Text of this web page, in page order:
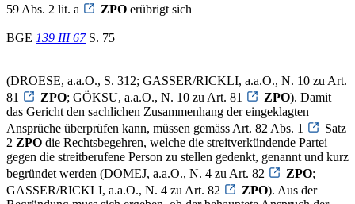
59 Abs. 2 lit. a
ZPO erübrigt sich
BGE 139 III 67S. 75
(DROESE, a.a.O., S. 312; GASSER/RICKLI, a.a.O., N. 10 zu Art.
81
ZPO; GÖKSU, a.a.O., N. 10 zu Art. 81 ZPO). Damit
das Gericht den sachlichen Zusammenhang der eingeklagten
Ansprüche überprüfen kann, müssen gemäss Art. 82 Abs. 1
Satz
2 ZPO die Rechtsbegehren, welche die streitverkündende Partei
gegen die streitberufene Person zu stellen gedenkt, genannt und kurz
begründet werden (DOMEJ, a.a.O., N. 4 zu Art. 82
ZPO;
GASSER/RICKLI, a.a.O., N. 4 zu Art. 82
ZPO). Aus der